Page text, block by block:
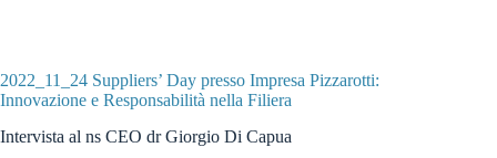
2022_11_24 Suppliers’ Day presso Impresa Pizzarotti:
Innovazione e Responsabilità nella Filiera
Intervista al ns CEO dr Giorgio Di Capua